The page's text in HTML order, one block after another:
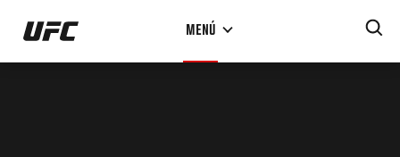
Pasar
contenido
MENÚ